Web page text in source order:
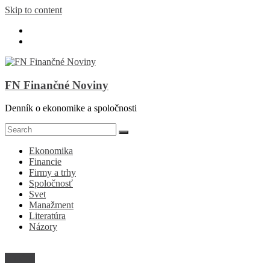
Skip to content
FN Finančné Noviny
Denník o ekonomike a spoločnosti
Ekonomika
Financie
Firmy a trhy
Spoločnosť
Svet
Manažment
Literatúra
Názory